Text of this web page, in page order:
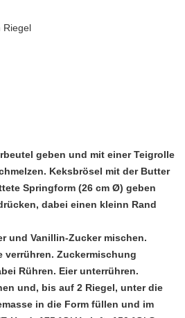
Riegel
geben und mit einer Teigrolle
Keksbrösel mit der Butter
Springform (26 cm Ø) geben
dabei einen kleinn Rand
und Vanillin-Zucker mischen.
verrühren. Zuckermischung
Rühren. Eier unterrühren.
und, bis auf 2 Riegel, unter die
in die Form füllen und im